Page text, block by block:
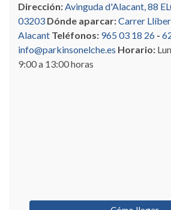
Dirección:Avinguda d'Alacant, 88
03203 Dónde aparcar:Carrer
Alacant Teléfonos: 965 03 18 26 -
info@parkinsonelche.es Horario:
9:00 a 13:00 horas